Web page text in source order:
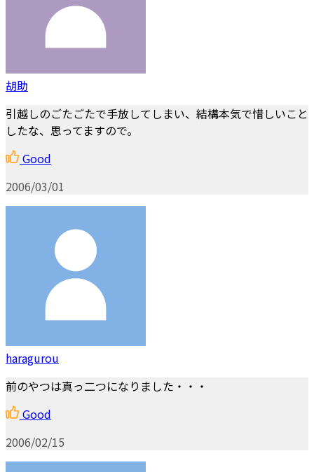
胡助
引越しのごたごたで手放してしまい、結構本気で惜しいこと
したな、思ってますので。
Good
2006/03/01
haragurou
前のやつは真っ二つになりました・・・
Good
2006/02/15